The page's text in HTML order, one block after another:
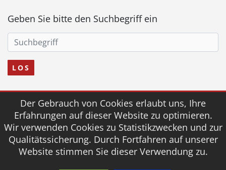
Der Gebrauch von Cookies erlaubt uns, Ihre
Erfahrungen auf dieser Website zu optimieren.
Wir verwenden Cookies zu Statistikzwecken und zur
Qualitätssicherung. Durch Fortfahren auf unserer
Website stimmen Sie dieser Verwendung zu.
Geben Sie bitte den Suchbegriff ein
LOS
© 2026 fairmed Medizintechnik
AGB IMPRESSUM
DOWNLOAD
DATENSCHUTZ